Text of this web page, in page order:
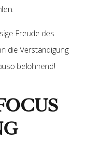
Freude des
die Verständigung
belohnend!